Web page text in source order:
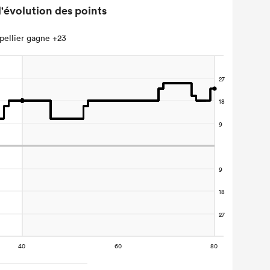
des points
gagne +23